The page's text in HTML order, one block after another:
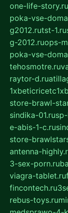
one-life-story.ru
poka-vse-
g2012.rutst-1.ru
g-2012.ruops-
poka-vse-
tehosmotre.ru
raytor-d.ru
store-brawl-
sindika-01.ru
e-abis-1-c.ru
store-
antenna-
3-sex-porn.ru
viagra-tablet.ru
fincontech.ru
rebus-toys.ru